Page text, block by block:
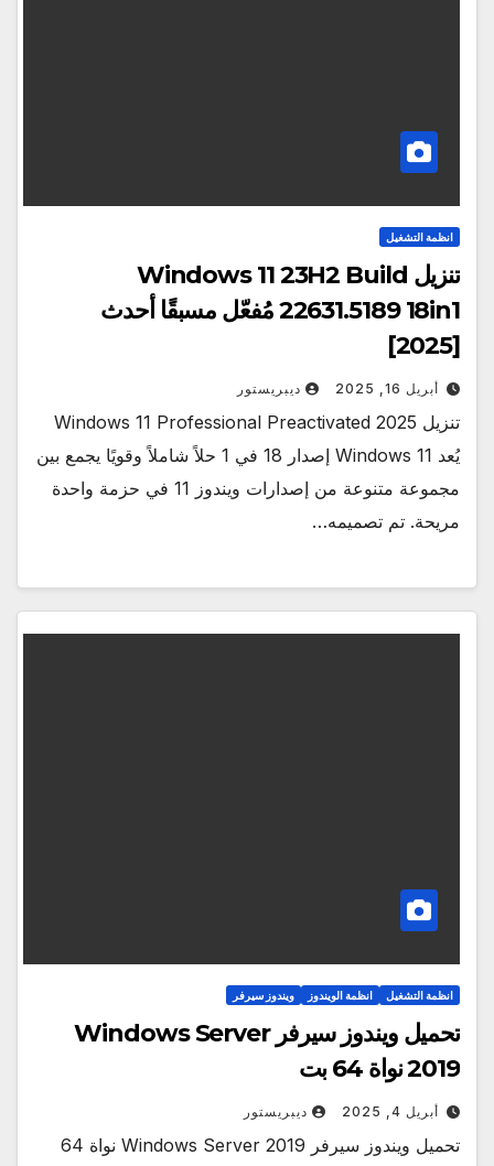
انظمة التشغيل
تنزيل Windows 11 23H2 Build
22631.5189 18in1 مُفعّل مسبقًا أحدث
[2025]
أبريل 16, 2025 ديبريستور
تنزيل Windows 11 Professional Preactivated 2025
يُعد Windows 11 إصدار 18 في 1 حلاً شاملاً وقويًا يجمع بين
مجموعة متنوعة من إصدارات ويندوز 11 في حزمة واحدة
مريحة. تم تصميمه…
انظمة التشغيل انظمة الويندوز ويندوز سيرفر
تحميل ويندوز سيرفر Windows Server
2019 نواة 64 بت
أبريل 4, 2025 ديبريستور
تحميل ويندوز سيرفر Windows Server 2019 نواة 64